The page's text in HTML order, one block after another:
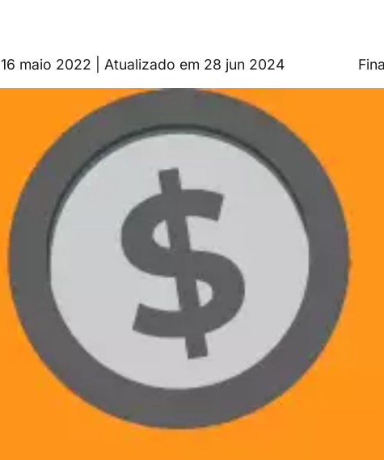
16 maio 2022 | Atualizado em 28 jun 2024